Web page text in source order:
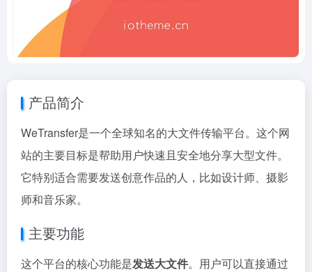
产品简介
WeTransfer是一个全球知名的大文件传输平台。这个网
站的主要目标是帮助用户快速且安全地分享大型文件。
它特别适合需要发送创意作品的人，比如设计师、摄影
师和音乐家。
主要功能
这个平台的核心功能是发送大文件。用户可以直接通过